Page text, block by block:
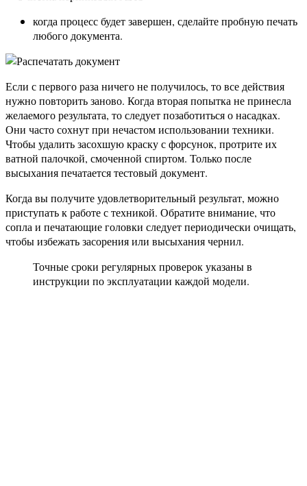
когда процесс будет завершен, сделайте пробную печать
любого документа.
Если с первого раза ничего не получилось, то все действия
нужно повторить заново. Когда вторая попытка не принесла
желаемого результата, то следует позаботиться о насадках.
Они часто сохнут при нечастом использовании техники.
Чтобы удалить засохшую краску с форсунок, протрите их
ватной палочкой, смоченной спиртом. Только после
высыхания печатается тестовый документ.
Когда вы получите удовлетворительный результат, можно
приступать к работе с техникой. Обратите внимание, что
сопла и печатающие головки следует периодически очищать,
чтобы избежать засорения или высыхания чернил.
Точные сроки регулярных проверок указаны в
инструкции по эксплуатации каждой модели.